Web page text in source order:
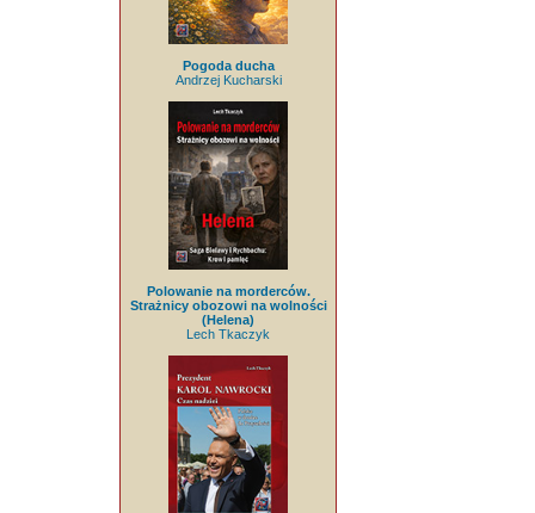
Pogoda ducha
Andrzej Kucharski
Polowanie na morderców.
Strażnicy obozowi na wolności
(Helena)
Lech Tkaczyk